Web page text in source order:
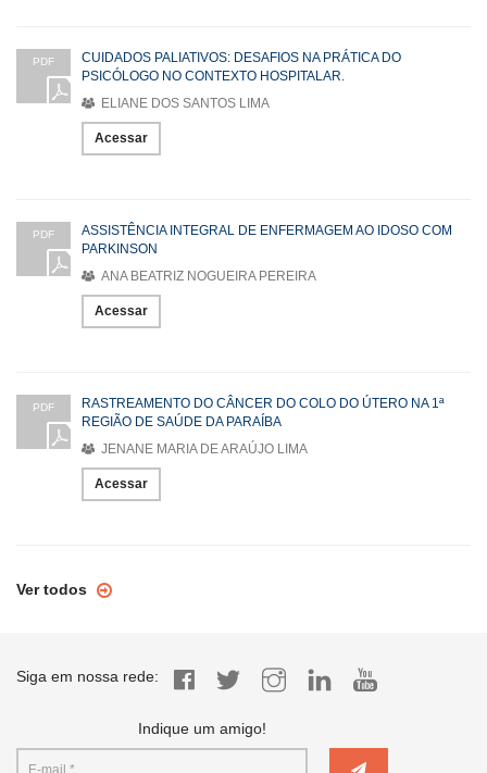
PDF
CUIDADOS PALIATIVOS: DESAFIOS NA PRÁTICA DO
PSICÓLOGO NO CONTEXTO HOSPITALAR.
ELIANE DOS SANTOS LIMA
Acessar
PDF
ASSISTÊNCIA INTEGRAL DE ENFERMAGEM AO IDOSO COM
PARKINSON
ANA BEATRIZ NOGUEIRA PEREIRA
Acessar
PDF
RASTREAMENTO DO CÂNCER DO COLO DO ÚTERO NA 1ª
REGIÃO DE SAÚDE DA PARAÍBA
JENANE MARIA DE ARAÚJO LIMA
Acessar
Ver todos
Siga em nossa rede:
Indique um amigo!